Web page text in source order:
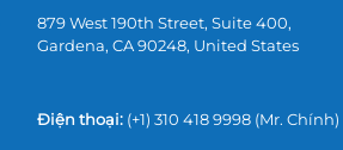
879 West 190th Street, Suite 400,
Gardena, CA 90248, United States
Điện thoại: (+1) 310 418 9998 (Mr. Chính)